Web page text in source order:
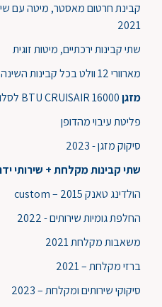
קבינת חרטום מאסטר, מיטה עם
2021
שתי קבינות ירכתיים, מיטות זוגית
מארוורי 12 וולט בכל קבינות השינה
מזגן
פליטת עיבוי מהדופן
סיקוק מזגן - 2023
שתי קבינות מקלחת + שירותי
הולדינג טאנק custom – 2015
החלפת גומיות שירותים - 2022
משאבות מקלחת 2021
ברזי מקלחת – 2021
סיקוקי שירותים ומקלחת – 2023